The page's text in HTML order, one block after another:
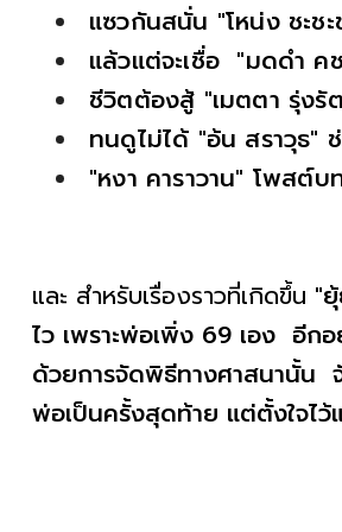
แซวกันสนั่น "โหน่ง ชะช
แล้วแต่จะเชื่อ "มดดำ ค
ชีวิตต้องสู้ "เมตตา รุ่งรั
ทนดูไม่ได้ "อ้น สราวุธ"
"หงา คาราวาน" โพสต์
และ สำหรับเรื่องราวที่เกิดขึ้น "
ไว เพราะพ่อเพิ่ง 69 เอง อี
ด้วยการจัดพิธีทางศาสนานั้น
พ่อเป็นครั้งสุดท้าย แต่ตั้งใจไ